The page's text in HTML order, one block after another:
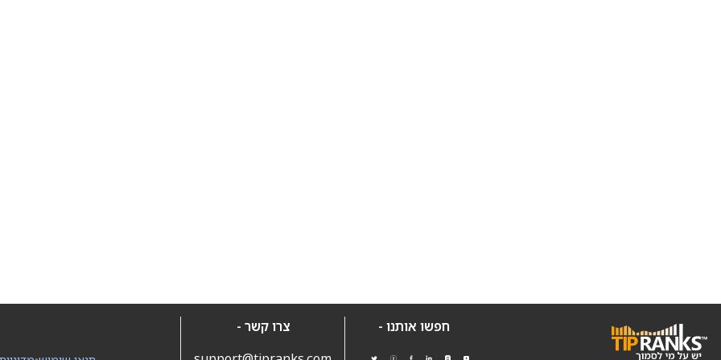
חפשו אותנו -
צרו קשר -